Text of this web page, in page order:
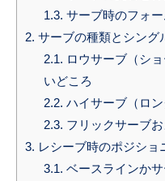
1.3. サーブ時のフォ
2. サーブの種類とシング
2.1. ロウサーブ（シ
いどころ
2.2. ハイサーブ（ロ
2.3. フリックサーブ
3. レシーブ時のポジシ
3.1. ベースラインか